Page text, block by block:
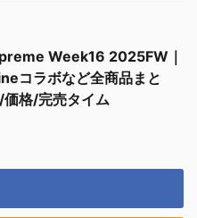
Week16 2025FW｜
コラボなど全商品まと
格/完売タイム